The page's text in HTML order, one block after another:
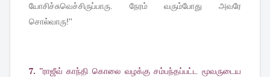
யோசிச்சுவெச்சிருப்பாரு
நேரம் வரும்போது
அவரே
சொல்வாரு!''
7. ''ராஜீவ் காந்தி கொலை வழக்கு சம்பந்தப்பட்ட
மூவருடைய